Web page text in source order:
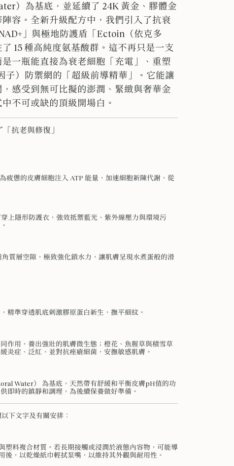
）為基底，並延續了 24K 黃金、膠體金
容。全新升級配方中，我們引入了抗衰
」與極地防護盾「Ectoin（依克多
15 種高純度氨基酸群。 這不再只是一支
一瓶能直接為衰老細胞「充電」、重塑
子）防禦網的「超級前導精華」。它能讓
感受到無可比擬的澎潤、緊緻與奢華金
不可或缺的頂級開場白。
抗老與修復」
疲憊的皮膚細胞注入 ATP 能量，加速細胞新陳代謝，從
上隱形防護衣，強效抵禦藍光、紫外線壓力與環境污
質層空隙，極致強化鎖水力，讓肌膚呈現水煮蛋般的滑
精準穿透肌底刺激膠原蛋白新生，撫平細紋。
作用，養出強壯的肌膚微生態；橙花、魚腥草與積雪草
炎症、泛紅，並對抗痤瘡細菌，安撫敏感肌膚。
Water） 為基底，天然帶有舒緩和平衡皮膚pH值的功
即時的鎮靜和調理，為後續保養做好準備。
下文字及有關安排：
塑料複合材質。若長期接觸或浸潤於液態內容物，可能導
後，以乾燥紙巾輕拭泵嘴，以維持其外觀與耐用性。